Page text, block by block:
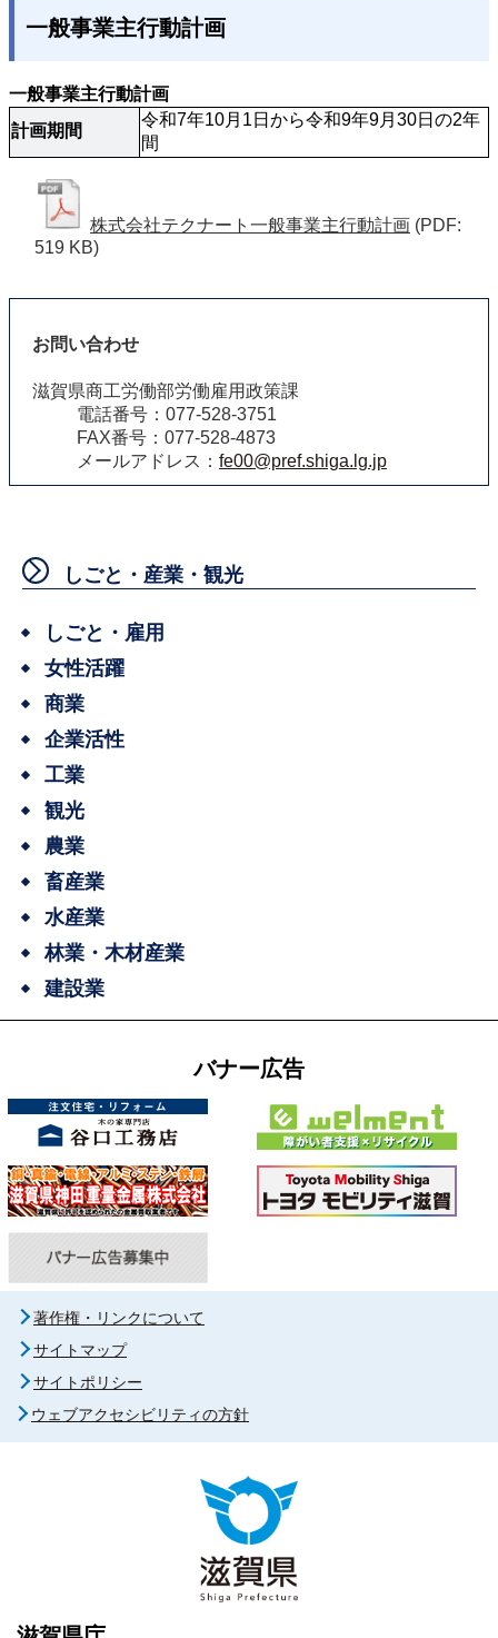
一般事業主行動計画
一般事業主行動計画
計画期間
令和7年10月1日から令和9年9月30日の2年
間
株式会社テクナート一般事業主行動計画 (PDF:
519 KB)
お問い合わせ
滋賀県商工労働部労働雇用政策課
電話番号：077-528-3751
FAX番号：077-528-4873
メールアドレス： fe00@pref.shiga.lg.jp
しごと・産業・観光
しごと・雇用
女性活躍
商業
企業活性
工業
観光
農業
畜産業
水産業
林業・木材産業
建設業
バナー広告
著作権・リンクについて
サイトマップ
サイトポリシー
ウェブアクセシビリティの方針